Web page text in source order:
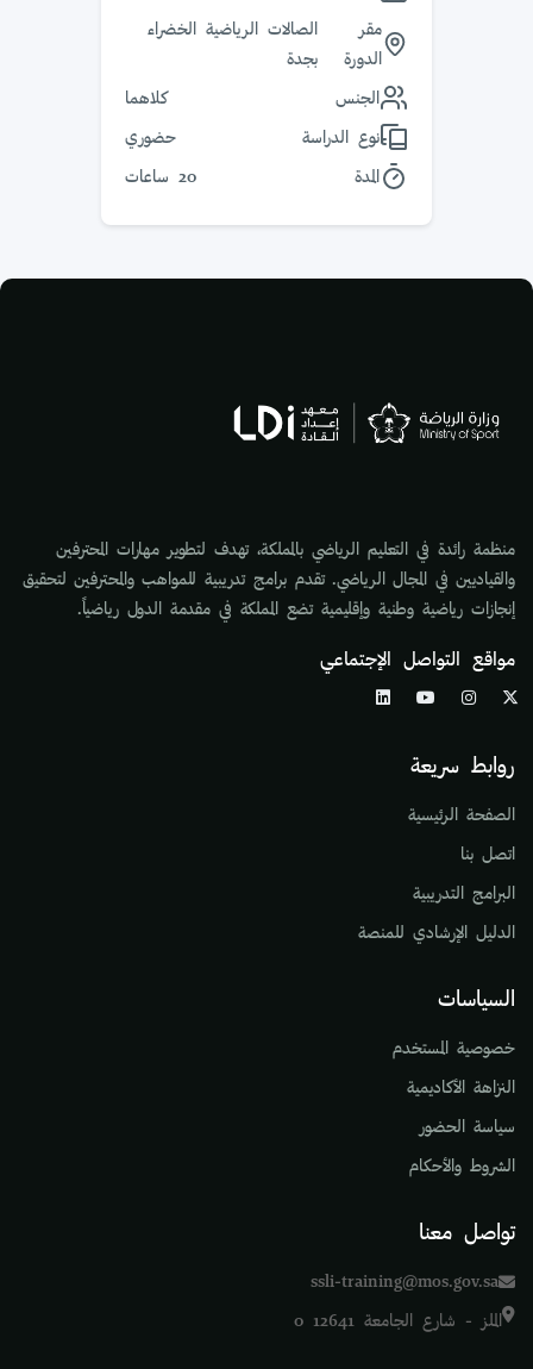
مقر
الدورة
الصالات الرياضية الخضراء
بجدة
الجنس
كلاهما
نوع الدراسة
حضوري
المدة
20 ساعات
الكتل
منظمة رائدة في التعليم الرياضي بالمملكة، تهدف لتطوير مهارات المحترفين
والقياديين في المجال الرياضي. تقدم برامج تدريبية للمواهب والمحترفين لتحقيق
إنجازات رياضية وطنية وإقليمية تضع المملكة في مقدمة الدول رياضياً.
مواقع التواصل الإجتماعي
روابط سريعة
الصفحة الرئيسية
اتصل بنا
البرامج التدريبية
الدليل الإرشادي للمنصة
السياسات
خصوصية المستخدم
النزاهة الأكاديمية
سياسة الحضور
الشروط والأحكام
تواصل معنا
ssli-training@mos.gov.sa
الملز - شارع الجامعة 12641 0